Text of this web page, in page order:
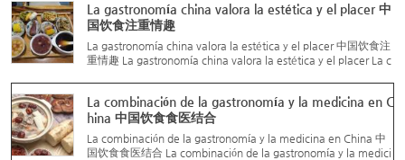
La gastronomía china valora la estética y el placer 中
国饮食注重情趣
La gastronomía china valora la estética y el placer 中国饮食注
重情趣 La gastronomía china valora la estética y el placer La c
La combinación de la gastronomía y la medicina en C
hina 中国饮食食医结合
La combinación de la gastronomía y la medicina en China 中
国饮食食医结合 La combinación de la gastronomía y la medici